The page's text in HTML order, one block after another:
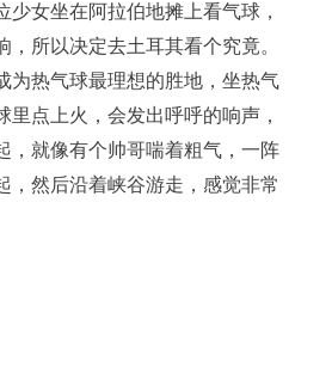
少女坐在阿拉伯地摊上看气球，
，所以决定去土耳其看个究竟。
为热气球最理想的胜地，坐热气
里点上火，会发出呼呼的响声，
，就像有个帅哥喘着粗气，一阵
，然后沿着峡谷游走，感觉非常